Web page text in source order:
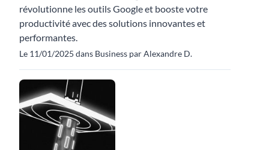
révolutionne les outils Google et booste votre
productivité avec des solutions innovantes et
performantes.
Le 11/01/2025 dans Business par Alexandre D.